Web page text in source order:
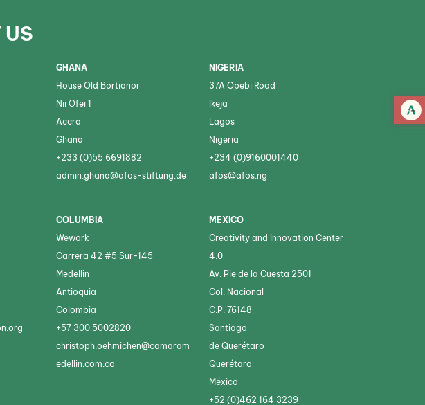
US
GHANA
House Old Bortianor
Nii Ofei 1
Accra
Ghana
+233 (0)55 6691882
admin.ghana@afos-stiftung.de
NIGERIA
37A Opebi Road
Ikeja
Lagos
Nigeria
+234 (0)9160001440
afos@afos.ng
COLUMBIA
Wework
Carrera 42 #5 Sur-145
Medellin
Antioquia
Colombia
+57 300 5002820
christoph.oehmichen@camaram
edellin.com.co
MEXICO
Creativity and Innovation Center
4.0
Av. Pie de la Cuesta 2501
Col. Nacional
C.P. 76148
Santiago
de Querétaro
Querétaro
México
+52 (0)462 164 3239